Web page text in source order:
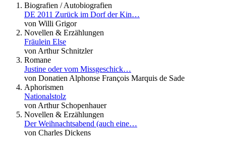
Biografien / Autobiografien
DE 2011 Zurück im Dorf der Kin…
von Willi Grigor
Novellen & Erzählungen
Fräulein Else
von Arthur Schnitzler
Romane
Justine oder vom Missgeschick…
von Donatien Alphonse François Marquis de Sade
Aphorismen
Nationalstolz
von Arthur Schopenhauer
Novellen & Erzählungen
Der Weihnachtsabend (auch eine…
von Charles Dickens